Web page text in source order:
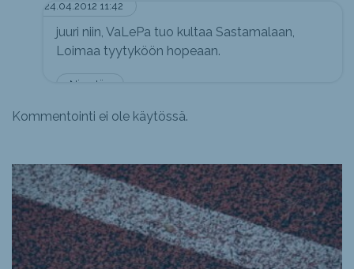
24.04.2012 11:42
Nimetön
juuri niin, VaLePa tuo kultaa Sastamalaan,
Loimaa tyytyköön hopeaan.
Kommentointi ei ole käytössä.